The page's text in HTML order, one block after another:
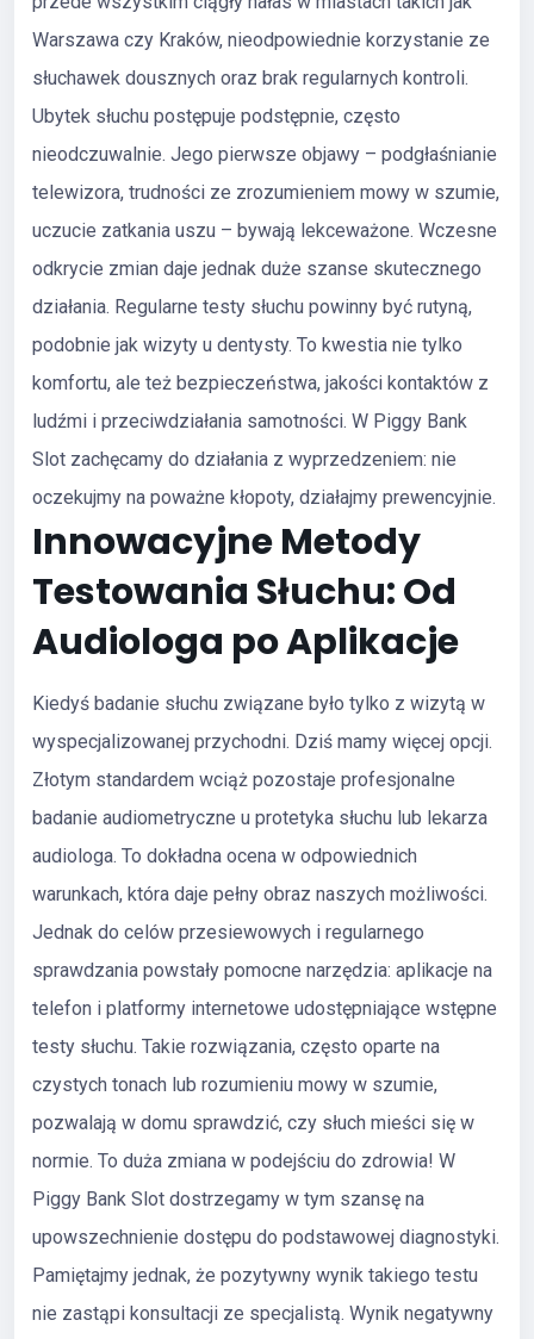
Warszawa czy Kraków, nieodpowiednie korzystanie ze
słuchawek dousznych oraz brak regularnych kontroli.
Ubytek słuchu postępuje podstępnie, często
nieodczuwalnie. Jego pierwsze objawy – podgłaśnianie
telewizora, trudności ze zrozumieniem mowy w szumie,
uczucie zatkania uszu – bywają lekceważone. Wczesne
odkrycie zmian daje jednak duże szanse skutecznego
działania. Regularne testy słuchu powinny być rutyną,
podobnie jak wizyty u dentysty. To kwestia nie tylko
komfortu, ale też bezpieczeństwa, jakości kontaktów z
ludźmi i przeciwdziałania samotności. W Piggy Bank
Slot zachęcamy do działania z wyprzedzeniem: nie
oczekujmy na poważne kłopoty, działajmy prewencyjnie.
Innowacyjne Metody
Testowania Słuchu: Od
Audiologa po Aplikacje
Kiedyś badanie słuchu związane było tylko z wizytą w
wyspecjalizowanej przychodni. Dziś mamy więcej opcji.
Złotym standardem wciąż pozostaje profesjonalne
badanie audiometryczne u protetyka słuchu lub lekarza
audiologa. To dokładna ocena w odpowiednich
warunkach, która daje pełny obraz naszych możliwości.
Jednak do celów przesiewowych i regularnego
sprawdzania powstały pomocne narzędzia: aplikacje na
telefon i platformy internetowe udostępniające wstępne
testy słuchu. Takie rozwiązania, często oparte na
czystych tonach lub rozumieniu mowy w szumie,
pozwalają w domu sprawdzić, czy słuch mieści się w
normie. To duża zmiana w podejściu do zdrowia! W
Piggy Bank Slot dostrzegamy w tym szansę na
upowszechnienie dostępu do podstawowej diagnostyki.
Pamiętajmy jednak, że pozytywny wynik takiego testu
nie zastąpi konsultacji ze specjalistą. Wynik negatywny